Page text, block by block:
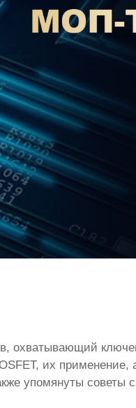
, охватывающий
их применение,
упомянуты советы